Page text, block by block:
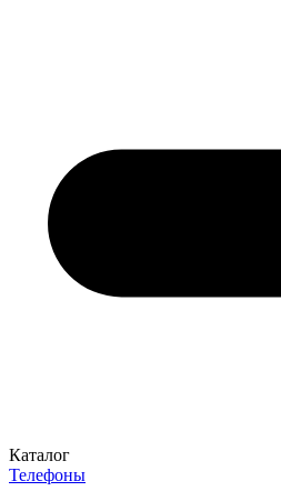
Каталог
Телефоны